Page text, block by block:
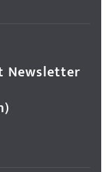
Newsletter